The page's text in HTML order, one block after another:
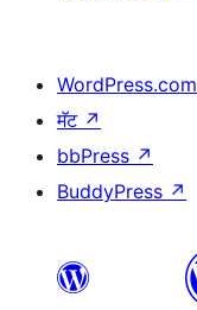
WordPress.com
मॅट ↗
bbPress ↗
BuddyPress ↗